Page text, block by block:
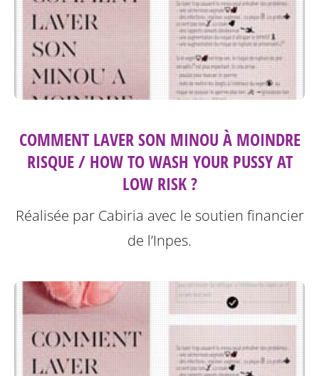
COMMENT LAVER SON MINOU À MOINDRE
RISQUE / HOW TO WASH YOUR PUSSY AT
LOW RISK ?
Réalisée par Cabiria avec le soutien financier
de l’Inpes.